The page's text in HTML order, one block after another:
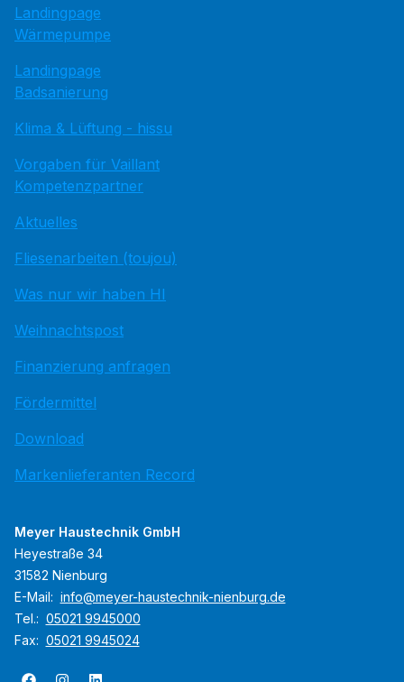
Landingpage
Wärmepumpe
Landingpage
Badsanierung
Klima & Lüftung - hissu
Vorgaben für Vaillant
Kompetenzpartner
Aktuelles
Fliesenarbeiten (toujou)
Was nur wir haben HI
Weihnachtspost
Finanzierung anfragen
Fördermittel
Download
Markenlieferanten Record
Meyer Haustechnik GmbH
Heyestraße 34
31582 Nienburg
E-Mail: info@meyer-haustechnik-nienburg.de
Tel.: 05021 9945000
Fax: 05021 9945024